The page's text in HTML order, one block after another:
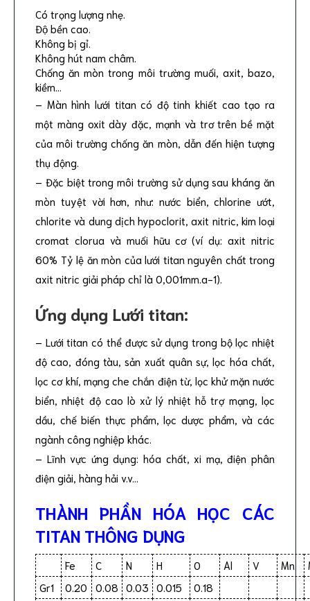
Có trọng lượng nhẹ.
Độ bền cao.
Không bị gỉ.
Không hút nam châm.
Chống ăn mòn trong môi trường muối, axit, bazo,
kiềm…
– Màn hình lưới titan có độ tinh khiết cao tạo ra
một màng oxit dày đặc, mạnh và trơ trên bề mặt
của môi trường chống ăn mòn, dẫn đến hiện tượng
thụ động.
– Đặc biệt trong môi trường sử dụng sau kháng ăn
mòn tuyệt vời hơn, như: nước biển, chlorine ướt,
chlorite và dung dịch hypoclorit, axit nitric, kim loại
cromat clorua và muối hữu cơ (ví dụ: axit nitric
60% Tỷ lệ ăn mòn của lưới titan nguyên chất trong
axit nitric giải pháp chỉ là 0,001mm.a-1).
Ứng dụng Lưới titan:
– Lưới titan có thể được sử dụng trong bộ lọc nhiệt
độ cao, đóng tàu, sản xuất quân sự, lọc hóa chất,
lọc cơ khí, mạng che chắn điện từ, lọc khử mặn nước
biển, nhiệt độ cao lò xử lý nhiệt hỗ trợ mạng, lọc
dầu, chế biến thực phẩm, lọc dược phẩm, và các
ngành công nghiệp khác.
– Lĩnh vực ứng dụng: hóa chất, xi mạ, điện phân
điện giải, hàng hải v.v…
THÀNH PHẦN HÓA HỌC CÁC
TITAN THÔNG DỤNG
Fe C N H O Al V Mn
Gr1
0.20 0.08 0.03 0.015
0.18